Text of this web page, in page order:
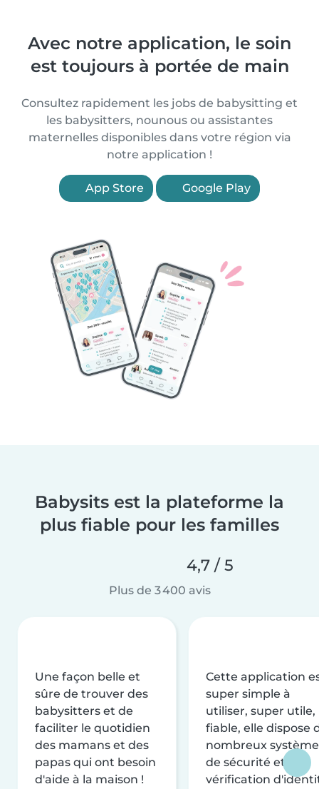
Avec notre application, le soin
est toujours à portée de main
Consultez rapidement les jobs de babysitting et
les babysitters, nounous ou assistantes
maternelles disponibles dans votre région via
notre application !
App Store Google Play
Babysits est la plateforme la
plus fiable pour les familles
4,7 / 5
Plus de 3 400 avis
Une façon belle et
sûre de trouver des
babysitters et de
faciliter le quotidien
des mamans et des
papas qui ont besoin
d'aide à la maison !
Cette application
super simple à
utiliser, super utile,
fiable, elle dispose
nombreux
de sécurité et de
vérification